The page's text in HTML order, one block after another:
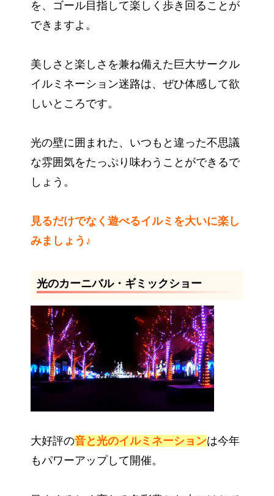
を、ゴール目指して楽しく歩き回ることが
できますよ。
美しさと楽しさを兼ね備えた巨大サークル
イルミネーション迷路は、ぜひ体感して欲
しいところです。
光の壁に囲まれた、いつもと違った不思議
な雰囲気をたっぷり味わうことができるで
しょう。
見るだけでなく遊べるイルミを大いに楽し
みましょう♪
光のカーニバル・ギミックショー
大好評の音と光のイルミネーションは今年
もパワーアップして開催。